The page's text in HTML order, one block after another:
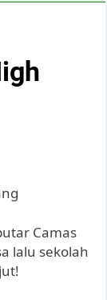
Camas
lalu sekolah